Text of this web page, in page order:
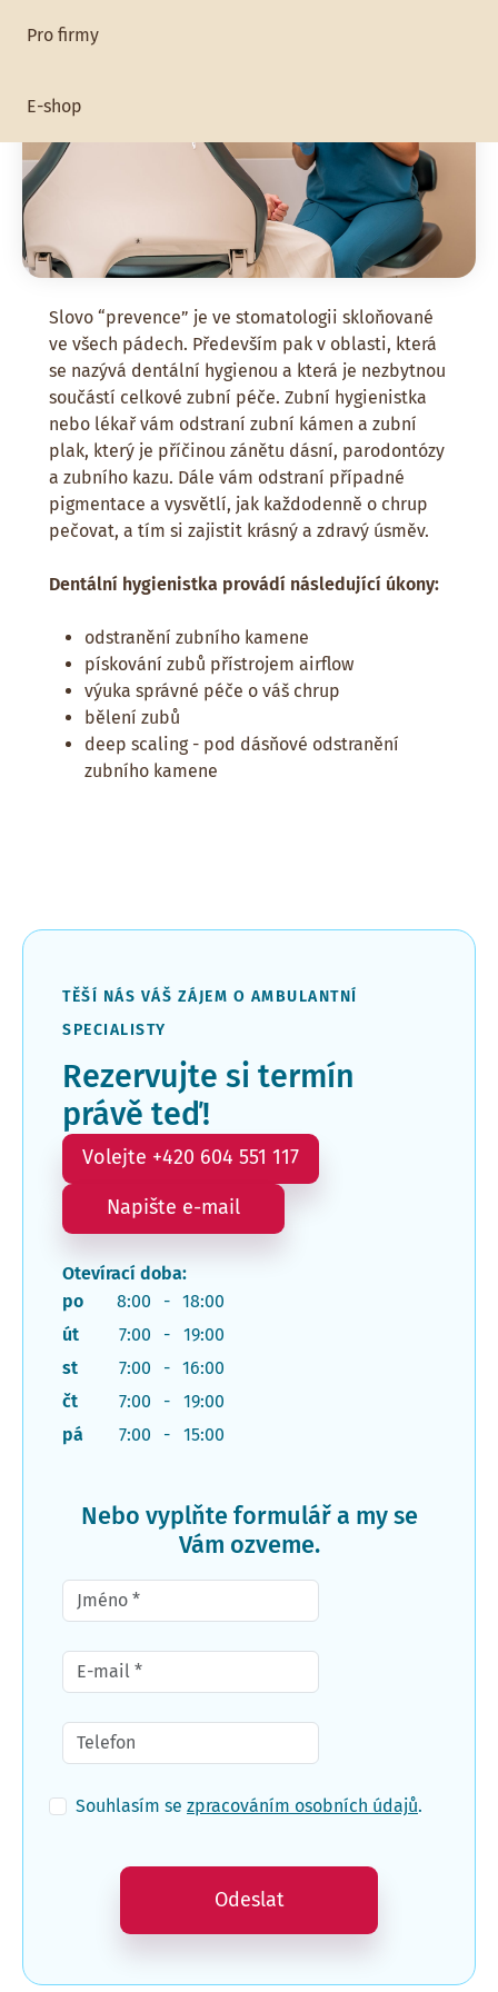
Pro firmy
E-shop
Slovo “prevence” je ve stomatologii skloňované
ve všech pádech. Především pak v oblasti, která
se nazývá dentální hygienou a která je nezbytnou
součástí celkové zubní péče. Zubní hygienistka
nebo lékař vám odstraní zubní kámen a zubní
plak, který je příčinou zánětu dásní, parodontózy
a zubního kazu. Dále vám odstraní případné
pigmentace a vysvětlí, jak každodenně o chrup
pečovat, a tím si zajistit krásný a zdravý úsměv.
Dentální hygienistka provádí následující úkony:
odstranění zubního kamene
pískování zubů přístrojem airflow
výuka správné péče o váš chrup
bělení zubů
deep scaling - pod dásňové odstranění
zubního kamene
TĚŠÍ NÁS VÁŠ ZÁJEM O AMBULANTNÍ
SPECIALISTY
Rezervujte si termín
právě teď!
Volejte +420 604 551 117
Napište e-mail
Otevírací doba:
po
8:00 - 18:00
út
7:00 -
19:00
st
7:00 - 16:00
čt
7:00 -
19:00
pá
7:00 - 15:00
Nebo vyplňte formulář a my se
Vám ozveme.
Souhlasím se zpracováním osobních údajů.
Odeslat